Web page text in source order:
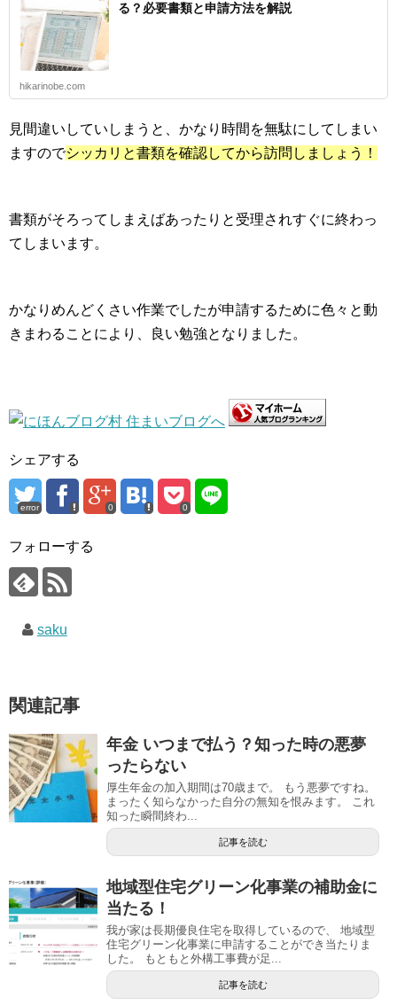
る？必要書類と申請方法を解説
hikarinobe.com
見間違いしていしまうと、かなり時間を無駄にしてしまい
ますのでシッカリと書類を確認してから訪問しましょう！
書類がそろってしまえばあったりと受理されすぐに終わっ
てしまいます。
かなりめんどくさい作業でしたが申請するために色々と動
きまわることにより、良い勉強となりました。
シェアする
error 0 0
フォローする
saku
関連記事
年金 いつまで払う？知った時の悪夢
ったらない
厚生年金の加入期間は70歳まで。 もう悪夢ですね。
まったく知らなかった自分の無知を恨みます。 これ
知った瞬間終わ...
記事を読む
地域型住宅グリーン化事業の補助金に
当たる！
我が家は長期優良住宅を取得しているので、 地域型
住宅グリーン化事業に申請することができ当たりま
した。 もともと外構工事費が足...
記事を読む